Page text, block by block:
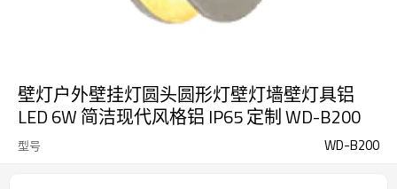
壁灯户外壁挂灯圆头圆形灯壁灯墙壁灯具铝
LED 6W 简洁现代风格铝 IP65 定制 WD-B200
型号 WD-B200